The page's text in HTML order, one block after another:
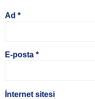
Ad *
E-posta *
İnternet sitesi